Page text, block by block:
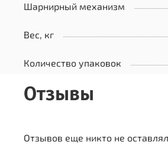
Шарнирный механизм
Вес, кг
Количество упаковок
Отзывы
Отзывов еще никто не оставлял